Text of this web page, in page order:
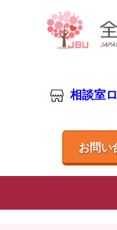
相談室
お問い